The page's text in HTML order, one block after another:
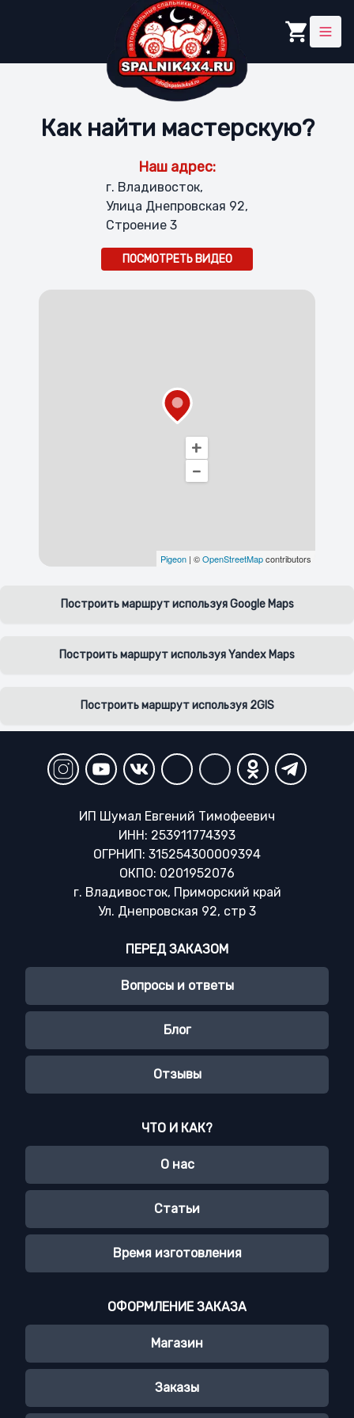
Как найти мастерскую?
Наш адрес:
г. Владивосток,
Улица Днепровская 92,
Строение 3
ПОСМОТРЕТЬ ВИДЕО
+
–
Pigeon | ©OpenStreetMapcontributors
Построить маршрут используя Google Maps
Построить маршрут используя Yandex Maps
Построить маршрут используя 2GIS
ИП Шумал Евгений Тимофеевич
ИНН: 253911774393
ОГРНИП: 315254300009394
ОКПО: 0201952076
г. Владивосток, Приморский край
Ул. Днепровская 92, стр 3
ПЕРЕД ЗАКАЗОМ
Вопросы и ответы
Блог
Отзывы
ЧТО И КАК?
О нас
Статьи
Время изготовления
ОФОРМЛЕНИЕ ЗАКАЗА
Магазин
Заказы